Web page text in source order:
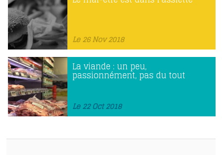
Le 26 Nov 2018
La viande : un peu,
passionnément, pas du tout
Le 22 Oct 2018